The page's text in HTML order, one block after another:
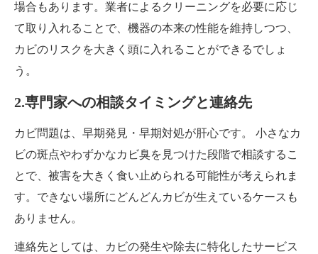
場合もあります。業者によるクリーニングを必要に応じ
て取り入れることで、機器の本来の性能を維持しつつ、
カビのリスクを大きく頭に入れることができるでしょ
う。
2.専門家への相談タイミングと連絡先
カビ問題は、早期発見・早期対処が肝心です。 小さなカ
ビの斑点やわずかなカビ臭を見つけた段階で相談するこ
とで、被害を大きく食い止められる可能性が考えられま
す。できない場所にどんどんカビが生えているケースも
ありません。
連絡先としては、カビの発生や除去に特化したサービス